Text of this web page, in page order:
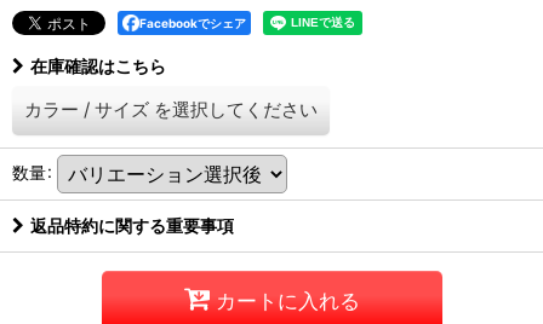
Facebookでシェア
在庫確認はこちら
カラー / サイズ を選択してください
数量:
返品特約に関する重要事項
カートに入れる